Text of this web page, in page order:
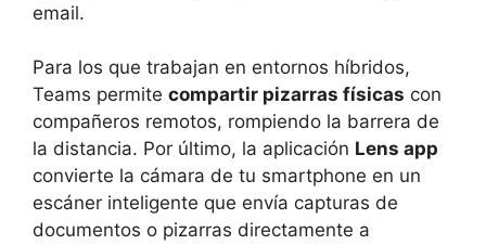
email.
Para los que trabajan en entornos híbridos,
Teams permite compartir pizarras físicas con
compañeros remotos, rompiendo la barrera de
la distancia. Por último, la aplicación Lens app
convierte la cámara de tu smartphone en un
escáner inteligente que envía capturas de
documentos o pizarras directamente a